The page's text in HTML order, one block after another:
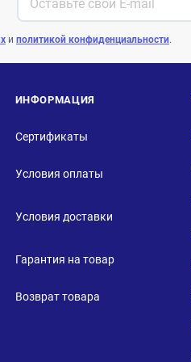
и политикой конфиденциальности.
ИНФОРМАЦИЯ
Сертификаты
Условия оплаты
Условия доставки
Гарантия на товар
Возврат товара